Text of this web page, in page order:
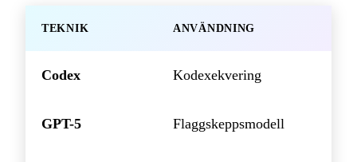
TEKNIK ANVÄNDNING
Codex Kodexekvering
GPT-5 Flaggskeppsmodell